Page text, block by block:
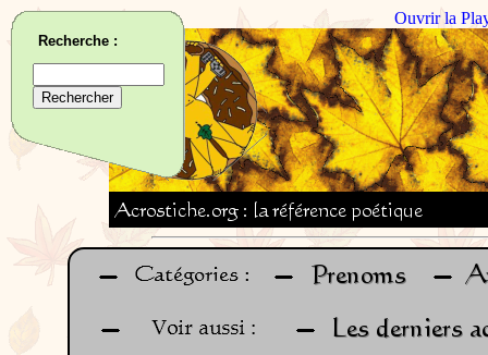
Ouvrir la
Recherche :